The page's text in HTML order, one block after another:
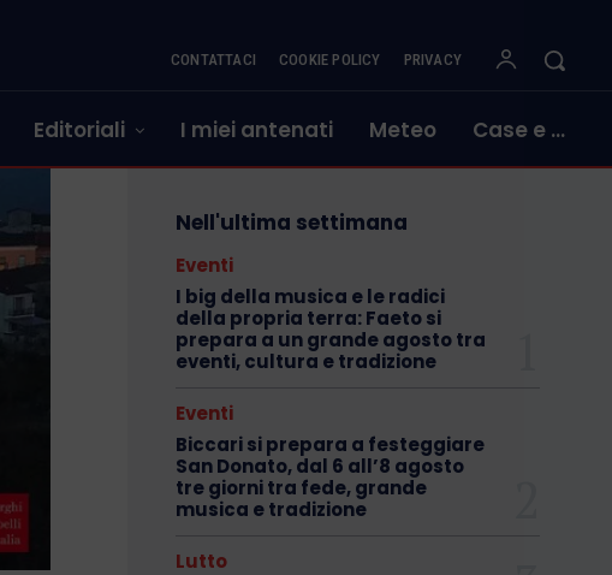
CONTATTACI COOKIE POLICY PRIVACY
Editoriali I miei antenati Meteo Case e …
Nell'ultima settimana
Eventi
I big della musica e le radici
della propria terra: Faeto si
prepara a un grande agosto tra
eventi, cultura e tradizione
Eventi
Biccari si prepara a festeggiare
San Donato, dal 6 all’8 agosto
tre giorni tra fede, grande
musica e tradizione
Lutto